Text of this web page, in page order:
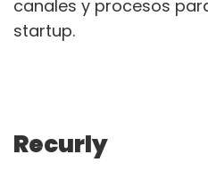
canales y procesos
startup.
Recurly